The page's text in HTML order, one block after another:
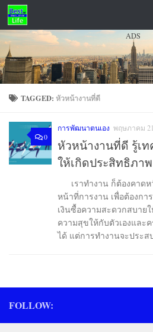
Skip to content
ADS
TAGGED: หัวหน้างานที่ดี
0
การพัฒนาตนเอง พฤษภาคม
หัวหน้างานที่ดี รู้เ
ให้เกิดประสิทธิภาพ
เราทำงาน ก็ต้องคาดห
หน้าที่การงาน เพื่อต้องกา
เงินซื้อความสะดวกสบาย
ความสุขให้กับตัวเองแล
ได้ แต่การทำงานจะประส
FOLLOW: